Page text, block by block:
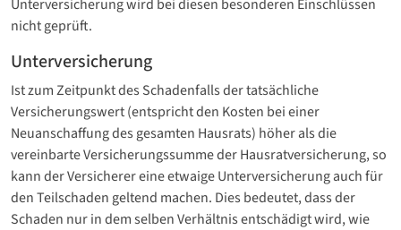
Unterversicherung wird bei diesen besonderen Einschlüssen
nicht geprüft.
Unterversicherung
Ist zum Zeitpunkt des Schadenfalls der tatsächliche
Versicherungswert (entspricht den Kosten bei einer
Neuanschaffung des gesamten Hausrats) höher als die
vereinbarte Versicherungssumme der Hausratversicherung, so
kann der Versicherer eine etwaige Unterversicherung auch für
den Teilschaden geltend machen. Dies bedeutet, dass der
Schaden nur in dem selben Verhältnis entschädigt wird, wie